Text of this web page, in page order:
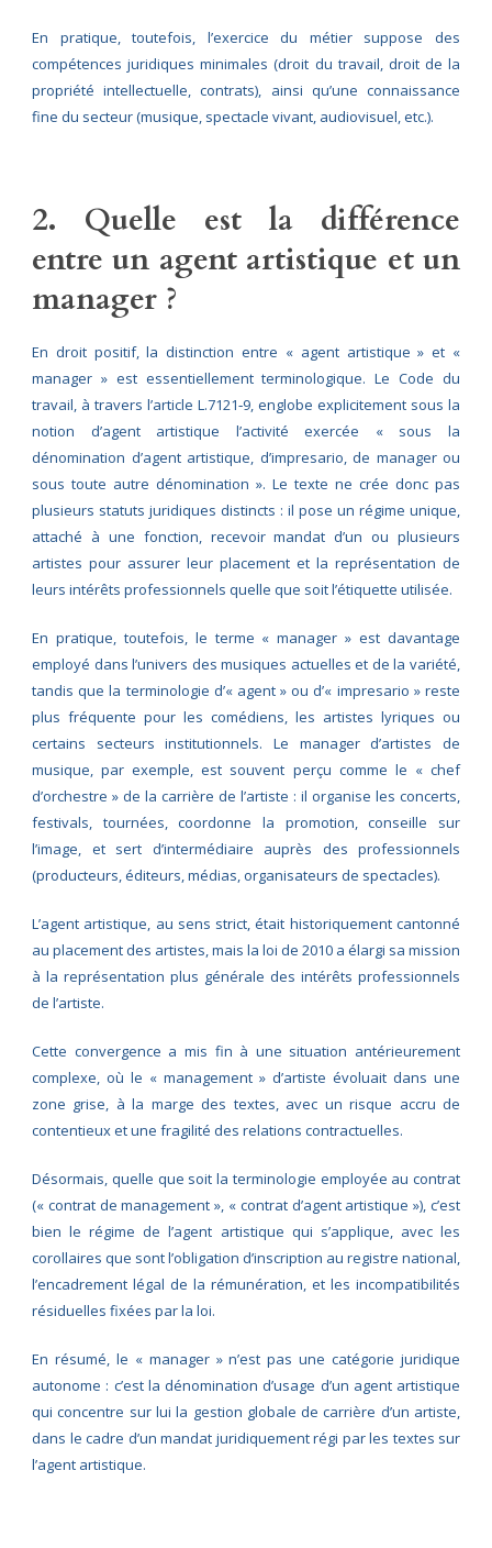
En pratique, toutefois, l’exercice du métier suppose des
compétences juridiques minimales (droit du travail, droit de la
propriété intellectuelle, contrats), ainsi qu’une connaissance
fine du secteur (musique, spectacle vivant, audiovisuel, etc.).
2. Quelle est la différence
entre un agent artistique et un
manager ?
En droit positif, la distinction entre « agent artistique » et «
manager » est essentiellement terminologique. Le Code du
travail, à travers l’article L.7121‑9, englobe explicitement sous la
notion d’agent artistique l’activité exercée « sous la
dénomination d’agent artistique, d’impresario, de manager ou
sous toute autre dénomination ». Le texte ne crée donc pas
plusieurs statuts juridiques distincts : il pose un régime unique,
attaché à une fonction, recevoir mandat d’un ou plusieurs
artistes pour assurer leur placement et la représentation de
leurs intérêts professionnels quelle que soit l’étiquette utilisée.
En pratique, toutefois, le terme « manager » est davantage
employé dans l’univers des musiques actuelles et de la variété,
tandis que la terminologie d’« agent » ou d’« impresario » reste
plus fréquente pour les comédiens, les artistes lyriques ou
certains secteurs institutionnels. Le manager d’artistes de
musique, par exemple, est souvent perçu comme le « chef
d’orchestre » de la carrière de l’artiste : il organise les concerts,
festivals, tournées, coordonne la promotion, conseille sur
l’image, et sert d’intermédiaire auprès des professionnels
(producteurs, éditeurs, médias, organisateurs de spectacles).
L’agent artistique, au sens strict, était historiquement cantonné
au placement des artistes, mais la loi de 2010 a élargi sa mission
à la représentation plus générale des intérêts professionnels
de l’artiste.
Cette convergence a mis fin à une situation antérieurement
complexe, où le « management » d’artiste évoluait dans une
zone grise, à la marge des textes, avec un risque accru de
contentieux et une fragilité des relations contractuelles.
Désormais, quelle que soit la terminologie employée au contrat
(« contrat de management », « contrat d’agent artistique »), c’est
bien le régime de l’agent artistique qui s’applique, avec les
corollaires que sont l’obligation d’inscription au registre national,
l’encadrement légal de la rémunération, et les incompatibilités
résiduelles fixées par la loi.
En résumé, le « manager » n’est pas une catégorie juridique
autonome : c’est la dénomination d’usage d’un agent artistique
qui concentre sur lui la gestion globale de carrière d’un artiste,
dans le cadre d’un mandat juridiquement régi par les textes sur
l’agent artistique.